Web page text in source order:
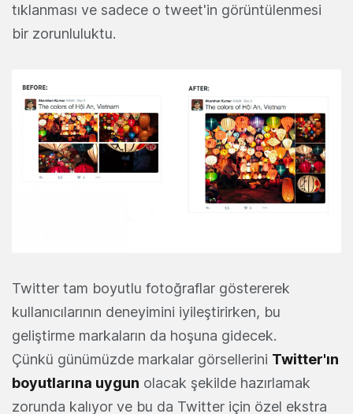
tıklanması ve sadece o tweet'in görüntülenmesi
bir zorunluluktu.
Twitter tam boyutlu fotoğraflar göstererek
kullanıcılarının deneyimini iyileştirirken, bu
geliştirme markaların da hoşuna gidecek.
Çünkü günümüzde markalar görsellerini Twitter'ın
boyutlarına uygun olacak şekilde hazırlamak
zorunda kalıyor ve bu da Twitter için özel ekstra